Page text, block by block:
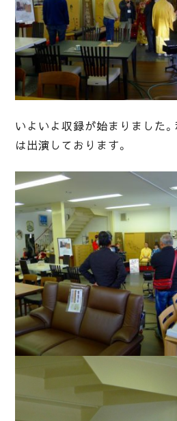
いよいよ収録が始まりました
は出演しております。